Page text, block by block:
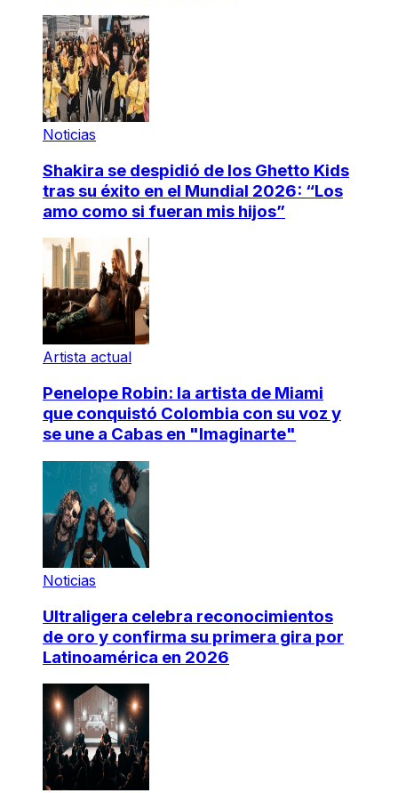
Noticias
Shakira se despidió de los Ghetto Kids
tras su éxito en el Mundial 2026: “Los
amo como si fueran mis hijos”
Artista actual
Penelope Robin: la artista de Miami
que conquistó Colombia con su voz y
se une a Cabas en "Imaginarte"
Noticias
Ultraligera celebra reconocimientos
de oro y confirma su primera gira por
Latinoamérica en 2026